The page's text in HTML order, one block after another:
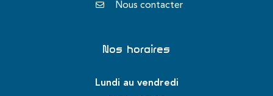
Nous contacter
Nos horaires
Lundi au vendredi